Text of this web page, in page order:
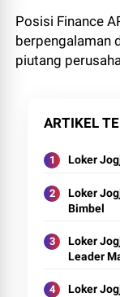
Posisi Finance
berpengalaman
piutang
ARTIKEL
Loker
Loker
Bimbel
Loker
Leader
Loker